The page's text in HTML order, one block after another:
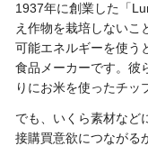
1937年に創業した「
え作物を栽培しないこ
可能エネルギーを使う
食品メーカーです。彼
りにお米を使ったチッ
でも、いくら素材など
接購買意欲につながる